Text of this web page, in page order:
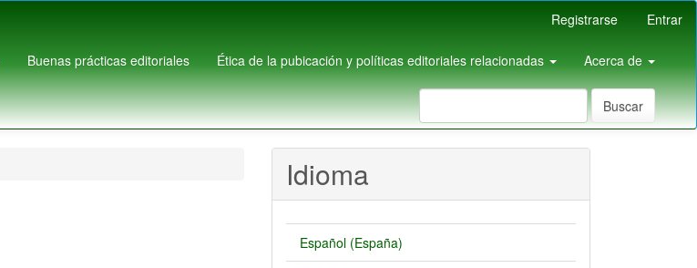
Registrarse Entrar
Buenas prácticas editoriales Ética de la pubicación y políticas editoriales relacionadas Acerca de
Buscar
Idioma
Español (España)